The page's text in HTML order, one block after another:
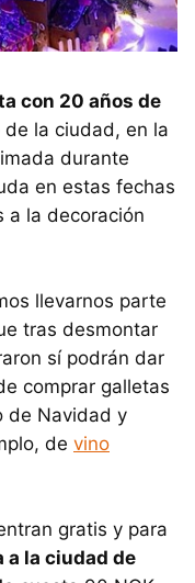
con 20 años de
la ciudad, en la
durante
en estas fechas
a la decoración
llevarnos parte
tras desmontar
sí podrán dar
comprar galletas
de Navidad y
de vino
gratis y para
a la ciudad de